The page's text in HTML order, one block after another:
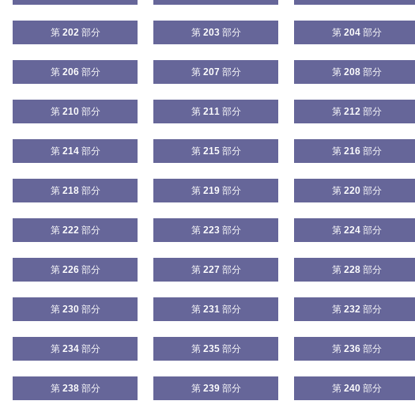
第 202部分 第 203部分 第 204部分
第 206部分 第 207 部分 第 208部分
第 210部分 第 211部分 第 212部分
第 214部分 第 215部分 第 216部分
第 218部分 第 219部分 第 220部分
第 222部分 第 223部分 第 224部分
第 226部分 第 227 部分 第 228部分
第 230部分 第 231部分 第 232部分
第 234部分 第 235部分 第 236部分
第 238部分 第 239部分 第 240部分